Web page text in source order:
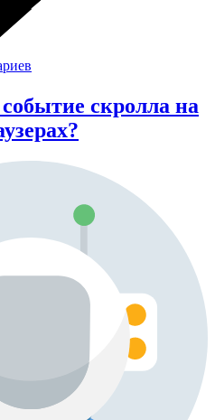
скролла на